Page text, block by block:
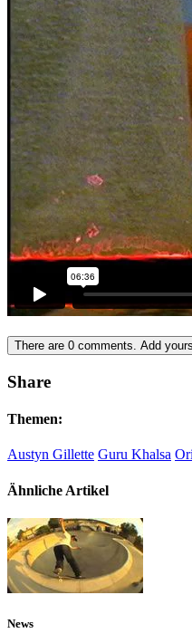
There are 0 comments. Add
Share
Themen:
Austyn Gillette Guru Khalsa
Ähnliche Artikel
News